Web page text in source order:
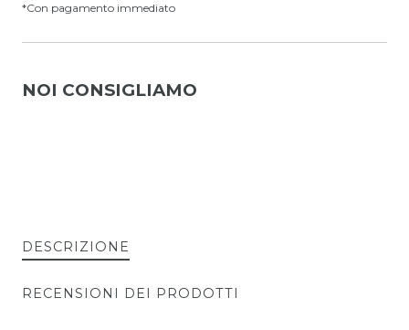
*Con pagamento immediato
NOI CONSIGLIAMO
DESCRIZIONE
RECENSIONI DEI PRODOTTI